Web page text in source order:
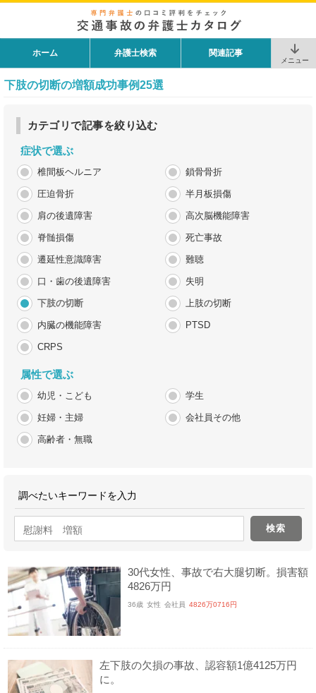
ホーム 弁護士検索 関連記事
メニュー
下肢の切断の増額成功事例25選
カテゴリで記事を絞り込む
症状で選ぶ
椎間板ヘルニア 鎖骨骨折
圧迫骨折 半月板損傷
肩の後遺障害 高次脳機能障害
脊髄損傷 死亡事故
遷延性意識障害 難聴
口・歯の後遺障害 失明
下肢の切断 上肢の切断
内臓の機能障害 PTSD
CRPS
属性で選ぶ
幼児・こども 学生
妊婦・主婦 会社員その他
高齢者・無職
調べたいキーワードを入力
30代女性、事故で右大腿切断。損害額
4826万円
36歳 女性 会社員 4826万0716円
左下肢の欠損の事故、認容額1億4125万円
に。